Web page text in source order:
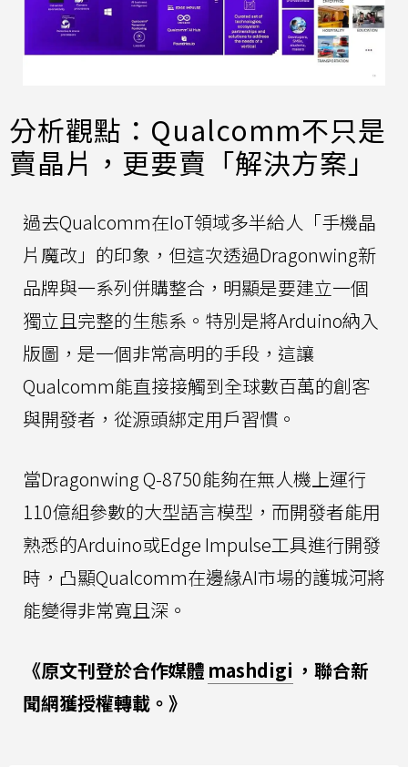
分析觀點：Qualcomm不只是
賣晶片，更要賣「解決方案」
過去Qualcomm在IoT領域多半給人「手機晶
片魔改」的印象，但這次透過Dragonwing新
品牌與一系列併購整合，明顯是要建立一個
獨立且完整的生態系。特別是將Arduino納入
版圖，是一個非常高明的手段，這讓
Qualcomm能直接接觸到全球數百萬的創客
與開發者，從源頭綁定用戶習慣。
當Dragonwing Q-8750能夠在無人機上運行
110億組參數的大型語言模型，而開發者能用
熟悉的Arduino或Edge Impulse工具進行開發
時，凸顯Qualcomm在邊緣AI市場的護城河將
能變得非常寬且深。
《原文刊登於合作媒體 mashdigi ，聯合新
聞網獲授權轉載。》